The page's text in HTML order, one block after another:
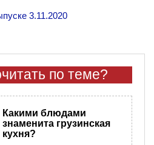
3.11.2020
по теме?
Какими блюдами
знаменита грузинская
кухня?